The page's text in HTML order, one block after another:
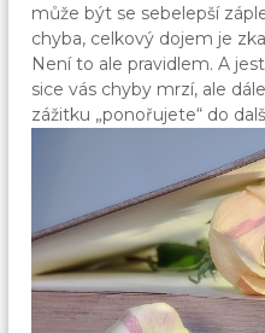
může být se sebelepší
chyba, celkový dojem je
Není to ale pravidlem. A
sice vás chyby mrzí, ale
zážitku „ponořujete“ do